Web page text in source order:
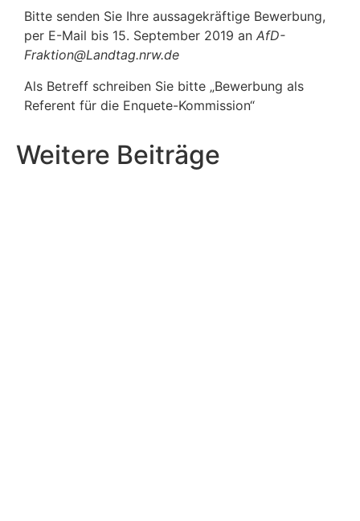
Bitte senden Sie Ihre aussagekräftige Bewerbung,
per E-Mail bis 15. September 2019 an AfD-
Fraktion@Landtag.nrw.de
Als Betreff schreiben Sie bitte „Bewerbung als
Referent für die Enquete-Kommission“
Weitere Beiträge